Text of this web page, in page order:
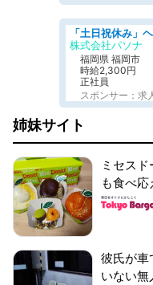
株式会社パソナ
福岡県 福岡市
時給2,300円
正社員
スポンサー：求
姉妹サイト
ミセス
も食べ応
彼氏が車
いない